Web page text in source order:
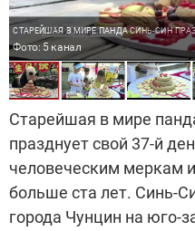
СТАРЕЙШАЯ В МИРЕ ПАНДА СИНЬ-СИН
Фото: 5 канал
Старейшая в мире
празднует свой 37-й
человеческим меркам
больше ста лет. Синь-
города Чунцин на юго-